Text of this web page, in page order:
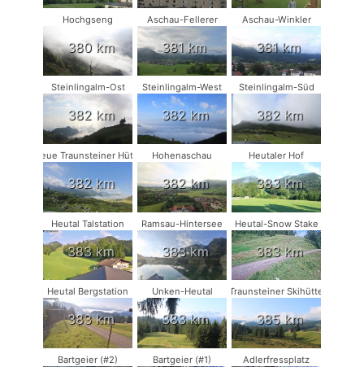
Hochgseng
380 km
Aschau-Fellerer
381 km
Aschau-Winkler
381 km
Steinlingalm-Ost
382 km
Steinlingalm-West
382 km
Steinlingalm-Süd
382 km
Neue Traunsteiner Hütte
382 km
Hohenaschau
382 km
Heutaler Hof
383 km
Heutal Talstation
383 km
Ramsau-Hintersee
383 km
Heutal-Snow Stake
383 km
Heutal Bergstation
383 km
Unken-Heutal
383 km
Traunsteiner Skihütte
385 km
Bartgeier (#2) Bartgeier (#1) Adlerfressplatz